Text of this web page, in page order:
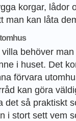
korgar, lådor
man kan låta
behöver
i huset. Det
förvara
kan göra
det så praktiskt
i stort sett vem